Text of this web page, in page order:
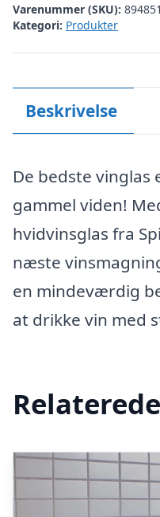
Varenummer (SKU):
Kategori: Produkter
Beskrivelse
De bedste
gammel viden!
hvidvinsglas fra
næste
en mindeværdig
at drikke vin med